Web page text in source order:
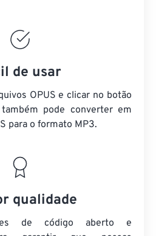
de usar
OPUS e clicar no botão
pode converter em
para o formato MP3.
qualidade
de código aberto e